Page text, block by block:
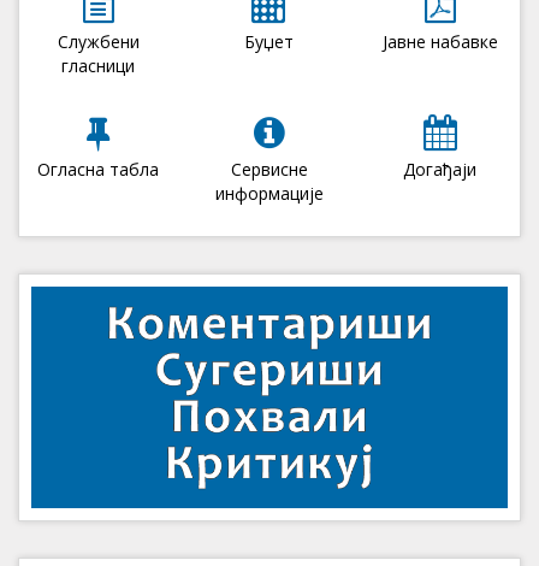
Службени
гласници
Буџет Јавне набавке
Огласна табла
Сервисне
информације
Догађаји